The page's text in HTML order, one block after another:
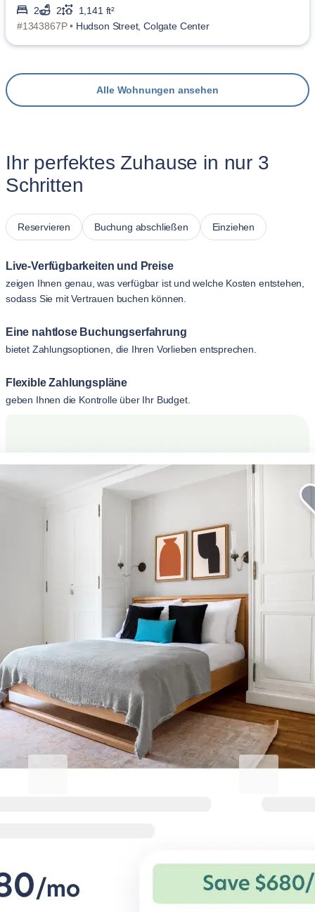
2 2
1,141 ft²
#1343867P • Hudson Street, Colgate Center
Alle Wohnungen ansehen
Ihr perfektes Zuhause in nur 3
Schritten
Reservieren Buchung abschließen Einziehen
Live-Verfügbarkeiten und Preise
zeigen Ihnen genau, was verfügbar ist und welche Kosten entstehen,
sodass Sie mit Vertrauen buchen können.
Eine nahtlose Buchungserfahrung
bietet Zahlungsoptionen, die Ihren Vorlieben entsprechen.
Flexible Zahlungspläne
geben Ihnen die Kontrolle über Ihr Budget.
Erhöhen Sie Ihren
Geschäftsaufenthalt.
Flexible Konditionen und komfortable
Wohnungen für Geschäftsreisende.
Große
Vorteile für